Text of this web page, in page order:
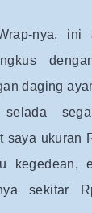
nya, ini
daging
selada
saya ukuran
kegedean,
sekitar